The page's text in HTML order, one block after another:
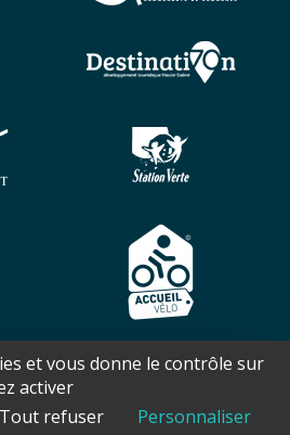
tourisme Pays des 7 Rivières - Tous
Torop.Net - Site mis à jour avec
légales-Plan de site
et vous donne le contrôle sur
activer
Tout refuser Personnaliser